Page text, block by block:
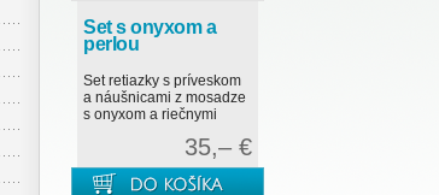
Set s onyxom a
perlou
Set retiazky s príveskom
a náušnicami z mosadze
s onyxom a riečnymi
35,– €